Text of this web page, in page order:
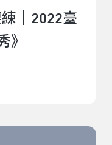
｜2022臺
》
到你的崩潰，不緊